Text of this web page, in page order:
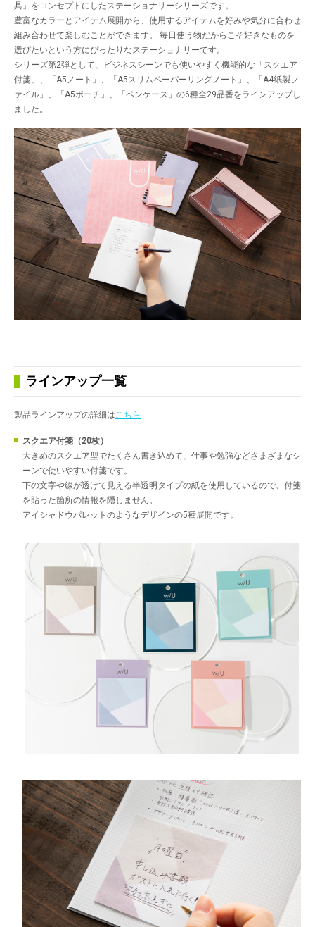
具」をコンセプトにしたステーショナリーシリーズです。
豊富なカラーとアイテム展開から、使用するアイテムを好みや気分に合わせ
組み合わせて楽しむことができます。 毎日使う物だからこそ好きなものを
選びたいという方にぴったりなステーショナリーです。
シリーズ第2弾として、ビジネスシーンでも使いやすく機能的な「スクエア
付箋」、「A5ノート」、「A5スリムペーパーリングノート」、「A4紙製フ
ァイル」、「A5ポーチ」、「ペンケース」の6種全29品番をラインアップし
ました。
ラインアップ一覧
製品ラインアップの詳細はこちら
スクエア付箋（20枚）
大きめのスクエア型でたくさん書き込めて、仕事や勉強などさまざまなシ
ーンで使いやすい付箋です。
下の文字や線が透けて見える半透明タイプの紙を使用しているので、付箋
を貼った箇所の情報を隠しません。
アイシャドウパレットのようなデザインの5種展開です。